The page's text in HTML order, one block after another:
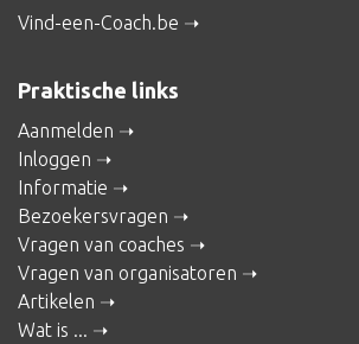
Vind-een-Coach.be
Praktische links
Aanmelden
Inloggen
Informatie
Bezoekersvragen
Vragen van coaches
Vragen van organisatoren
Artikelen
Wat is ...